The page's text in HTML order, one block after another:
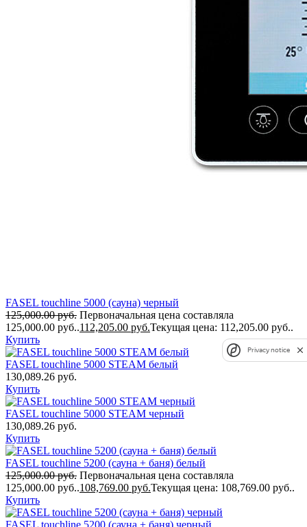
FASEL touchline 5000 (сауна) черный
125,000.00руб. Первоначальная цена составляла
125,000.00 руб..112,205.00 руб.Текущая цена: 112,205.00 руб..
Купить
FASEL touchline 5000 STEAM белый
130,089.26 руб.
Купить
FASEL touchline 5000 STEAM черный
130,089.26 руб.
Купить
FASEL touchline 5200 (сауна + баня) белый
125,000.00руб. Первоначальная цена составляла
125,000.00 руб..108,769.00 руб.Текущая цена: 108,769.00 руб..
Купить
Privacy notice